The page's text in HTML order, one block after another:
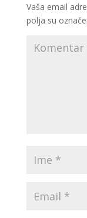
Vaša email
polja su